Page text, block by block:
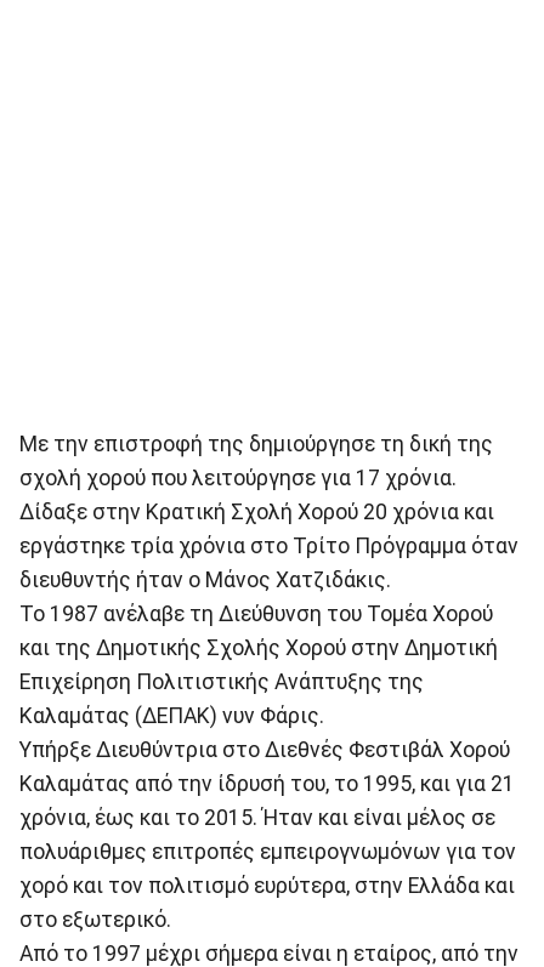
Με την επιστροφή της δημιούργησε τη δική της
σχολή χορού που λειτούργησε για 17 χρόνια.
Δίδαξε στην Κρατική Σχολή Χορού 20 χρόνια και
εργάστηκε τρία χρόνια στο Τρίτο Πρόγραμμα όταν
διευθυντής ήταν ο Μάνος Χατζιδάκις.
Το 1987 ανέλαβε τη Διεύθυνση του Τομέα Χορού
και της Δημοτικής Σχολής Χορού στην Δημοτική
Επιχείρηση Πολιτιστικής Ανάπτυξης της
Καλαμάτας (ΔΕΠΑΚ) νυν Φάρις.
Υπήρξε Διευθύντρια στο Διεθνές Φεστιβάλ Χορού
Καλαμάτας από την ίδρυσή του, το 1995, και για 21
χρόνια, έως και το 2015. Ήταν και είναι μέλος σε
πολυάριθμες επιτροπές εμπειρογνωμόνων για τον
χορό και τον πολιτισμό ευρύτερα, στην Ελλάδα και
στο εξωτερικό.
Από το 1997 μέχρι σήμερα είναι η εταίρος, από την